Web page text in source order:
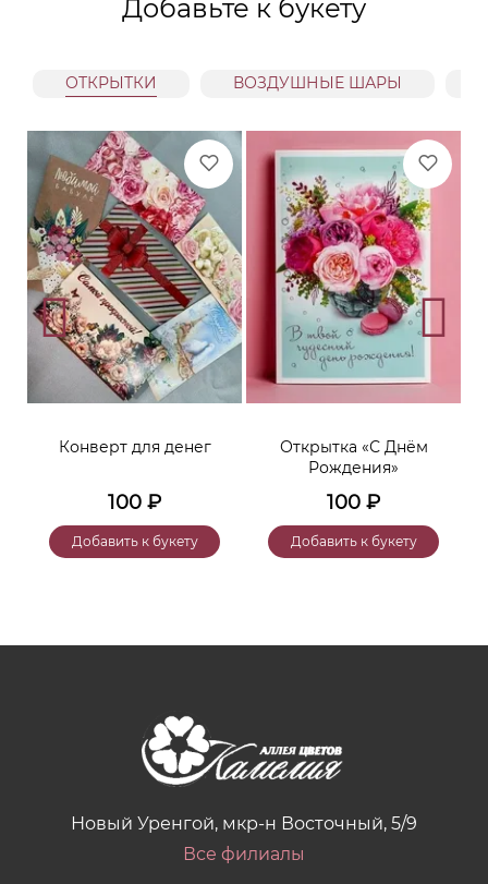
Добавьте к букету
ОТКРЫТКИ ВОЗДУШНЫЕ ШАРЫ
Конверт для денег
100 ₽
Добавить к букету
Открытка «С Днём
Рождения»
100 ₽
Добавить к букету
Новый Уренгой, мкр-н Восточный, 5/9
Все филиалы